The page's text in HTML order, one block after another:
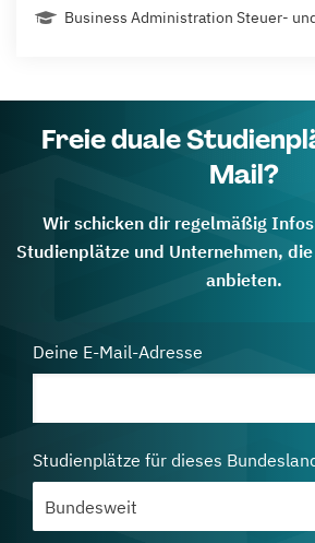
Business Administration Steuer-
Freie duale
Mail?
Wir schicken dir regelmäßig
Studienplätze und Unternehmen,
anbieten.
Deine E-Mail-Adresse
Studienplätze für dieses